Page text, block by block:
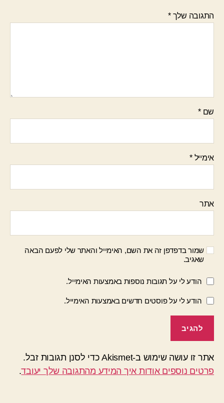
התגובה שלך*
שם*
אימייל*
אתר
שמור בדפדפן זה את השם, האימייל והאתר שלי לפעם הבאה
שאגיב.
הודע לי על תגובות נוספות באמצעות האימייל.
הודע לי על פוסטים חדשים באמצעות האימייל.
אתר זו עושה שימוש ב-Akismet כדי לסנן תגובות זבל.
פרטים נוספים אודות איך המידע מהתגובה שלך יעובד.